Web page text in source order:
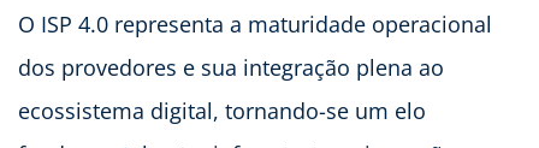
O ISP 4.0 representa a maturidade operacional
dos provedores e sua integração plena ao
ecossistema digital, tornando-se um elo